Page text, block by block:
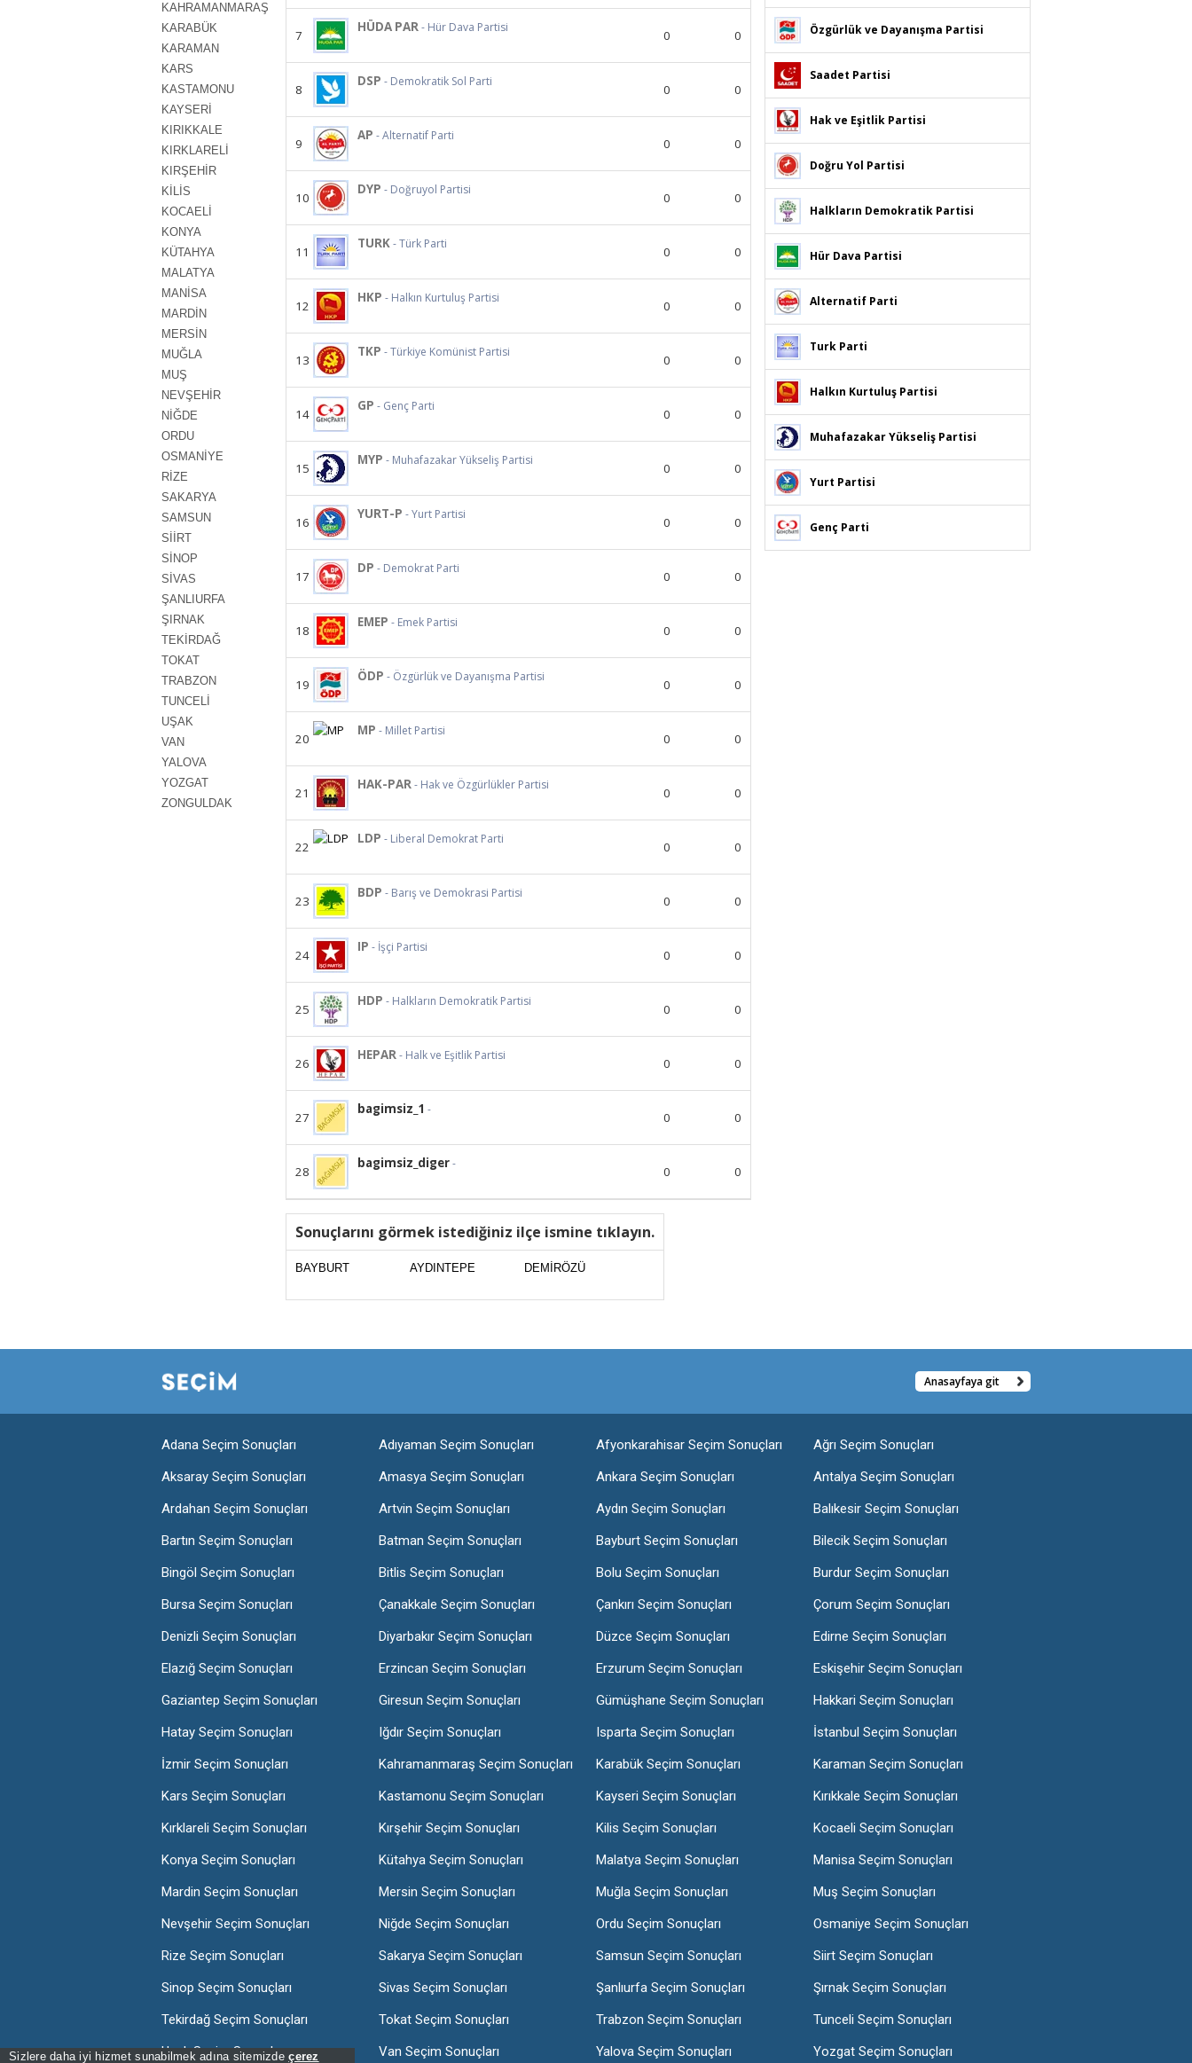
Sizlere daha iyi hizmet sunabilmek adına sitemizdeçerez
KAHRAMANMARAŞ
KARABÜK
KARAMAN
KARS
KASTAMONU
KAYSERİ
KIRIKKALE
KIRKLARELİ
KIRŞEHİR
KİLİS
KOCAELİ
KONYA
KÜTAHYA
MALATYA
MANİSA
MARDİN
MERSİN
MUĞLA
MUŞ
NEVŞEHİR
NİĞDE
ORDU
OSMANİYE
RİZE
SAKARYA
SAMSUN
SİİRT
SİNOP
SİVAS
ŞANLIURFA
ŞIRNAK
TEKİRDAĞ
TOKAT
TRABZON
TUNCELİ
UŞAK
VAN
YALOVA
YOZGAT
ZONGULDAK
7
HÜDA PAR- Hür Dava Partisi
0 0
8
DSP - Demokratik Sol Parti
0 0
9
AP - Alternatif Parti
0 0
10
DYP - Doğruyol Partisi
0 0
11
TURK- Türk Parti
0 0
12
HKP - Halkın Kurtuluş Partisi
0 0
13
TKP - Türkiye Komünist Partisi
0 0
14
GP - Genç Parti
0 0
15
MYP - Muhafazakar Yükseliş Partisi
0 0
16
YURT-P - Yurt Partisi
0 0
17
DP - Demokrat Parti
0 0
18
EMEP - Emek Partisi
0 0
19
ÖDP - Özgürlük ve Dayanışma Partisi
0 0
20
MP - Millet Partisi
0 0
21
HAK-PAR- Hak ve Özgürlükler Partisi
0 0
22
LDP - Liberal Demokrat Parti
0 0
23
BDP - Barış ve Demokrasi Partisi
0 0
24
IP - İşçi Partisi
0 0
25
HDP - Halkların Demokratik Partisi
0 0
26
HEPAR- Halk ve Eşitlik Partisi
0 0
27
bagimsiz_1 -
0 0
28
bagimsiz_diger-
0 0
Sonuçlarını görmek istediğiniz ilçe ismine tıklayın.
BAYBURT AYDINTEPE DEMİRÖZÜ
Özgürlük ve Dayanışma Partisi
Saadet Partisi
Hak ve Eşitlik Partisi
Doğru Yol Partisi
Halkların Demokratik Partisi
Hür Dava Partisi
Alternatif Parti
Turk Parti
Halkın Kurtuluş Partisi
Muhafazakar Yükseliş Partisi
Yurt Partisi
Genç Parti
Anasayfaya git
Adana Seçim Sonuçları Adıyaman Seçim Sonuçları Afyonkarahisar Seçim Sonuçları
Ağrı Seçim Sonuçları
Aksaray Seçim Sonuçları
Amasya Seçim Sonuçları Ankara Seçim Sonuçları
Antalya Seçim Sonuçları
Ardahan Seçim Sonuçları
Artvin Seçim Sonuçları Aydın Seçim Sonuçları
Balıkesir Seçim Sonuçları
Bartın Seçim Sonuçları
Batman Seçim Sonuçları Bayburt Seçim Sonuçları
Bilecik Seçim Sonuçları
Bingöl Seçim Sonuçları
Bitlis Seçim Sonuçları Bolu Seçim Sonuçları
Burdur Seçim Sonuçları
Bursa Seçim Sonuçları
Çanakkale Seçim Sonuçları Çankırı Seçim Sonuçları
Çorum Seçim Sonuçları
Denizli Seçim Sonuçları
Diyarbakır Seçim Sonuçları Düzce Seçim Sonuçları
Edirne Seçim Sonuçları
Elazığ Seçim Sonuçları
Erzincan Seçim Sonuçları Erzurum Seçim Sonuçları
Eskişehir Seçim Sonuçları
Gaziantep Seçim Sonuçları
Giresun Seçim Sonuçları Gümüşhane Seçim Sonuçları
Hakkari Seçim Sonuçları
Hatay Seçim Sonuçları
Iğdır Seçim Sonuçları Isparta Seçim Sonuçları
İstanbul Seçim Sonuçları
İzmir Seçim Sonuçları
Kahramanmaraş Seçim Sonuçları Karabük Seçim Sonuçları
Karaman Seçim Sonuçları
Kars Seçim Sonuçları
Kastamonu Seçim Sonuçları Kayseri Seçim Sonuçları
Kırıkkale Seçim Sonuçları
Kırklareli Seçim Sonuçları
Kırşehir Seçim Sonuçları Kilis Seçim Sonuçları
Kocaeli Seçim Sonuçları
Konya Seçim Sonuçları
Kütahya Seçim Sonuçları Malatya Seçim Sonuçları
Manisa Seçim Sonuçları
Mardin Seçim Sonuçları
Mersin Seçim Sonuçları Muğla Seçim Sonuçları
Muş Seçim Sonuçları
Nevşehir Seçim Sonuçları
Niğde Seçim Sonuçları Ordu Seçim Sonuçları
Osmaniye Seçim Sonuçları
Rize Seçim Sonuçları
Sakarya Seçim Sonuçları Samsun Seçim Sonuçları
Siirt Seçim Sonuçları
Sinop Seçim Sonuçları
Sivas Seçim Sonuçları Şanlıurfa Seçim Sonuçları
Şırnak Seçim Sonuçları
Tekirdağ Seçim Sonuçları
Tokat Seçim Sonuçları Trabzon Seçim Sonuçları
Tunceli Seçim Sonuçları
Uşak Seçim Sonuçları
Van Seçim Sonuçları Yalova Seçim Sonuçları Yozgat Seçim Sonuçları